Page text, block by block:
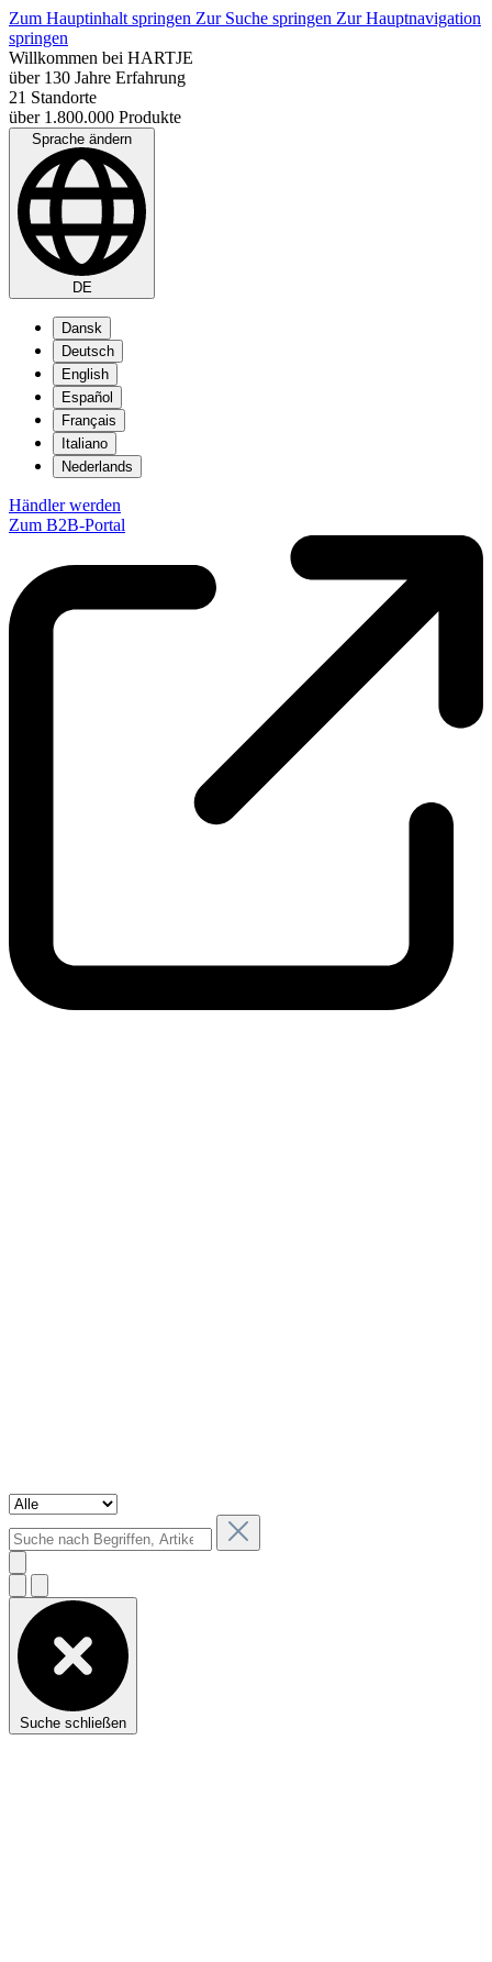
Zum Hauptinhalt springen Zur Suche springen Zur Hauptnavigation
springen
Willkommen bei HARTJE
über 130 Jahre Erfahrung
21 Standorte
über 1.800.000 Produkte
Sprache ändern
DE
Dansk
Deutsch
English
Español
Français
Italiano
Nederlands
Händler werden
Zum B2B-Portal
Suche schließen